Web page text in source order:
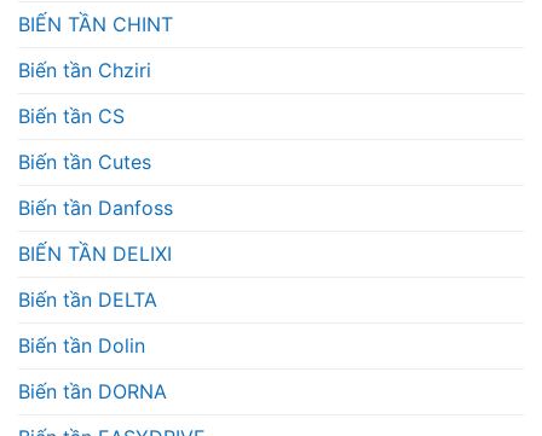
BIẾN TẦN CHINT
Biến tần Chziri
Biến tần CS
Biến tần Cutes
Biến tần Danfoss
BIẾN TẦN DELIXI
Biến tần DELTA
Biến tần Dolin
Biến tần DORNA